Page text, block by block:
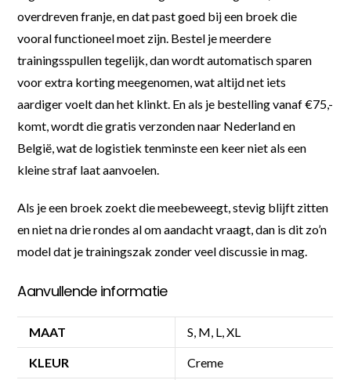
overdreven franje, en dat past goed bij een broek die
vooral functioneel moet zijn. Bestel je meerdere
trainingsspullen tegelijk, dan wordt automatisch sparen
voor extra korting meegenomen, wat altijd net iets
aardiger voelt dan het klinkt. En als je bestelling vanaf €75,-
komt, wordt die gratis verzonden naar Nederland en
België, wat de logistiek tenminste een keer niet als een
kleine straf laat aanvoelen.
Als je een broek zoekt die meebeweegt, stevig blijft zitten
en niet na drie rondes al om aandacht vraagt, dan is dit zo’n
model dat je trainingszak zonder veel discussie in mag.
Aanvullende informatie
MAAT S, M, L, XL
KLEUR Creme